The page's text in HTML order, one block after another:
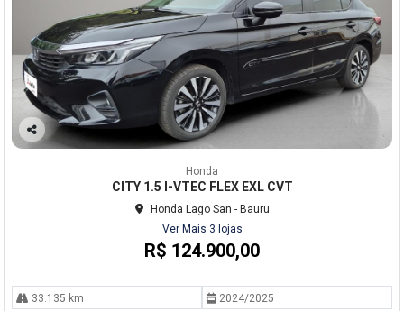
Co
Honda
CITY 1.5 I-VTEC FLEX EXL CVT
Honda Lago San - Bauru
Ver Mais 3 lojas
R$ 124.900,00
33.135 km 2024/2025